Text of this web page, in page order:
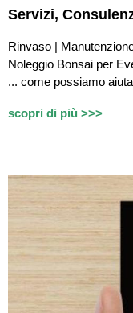
Servizi,
Rinvaso |
Noleggio Bonsai per
... come possiamo
scopri di più >>>